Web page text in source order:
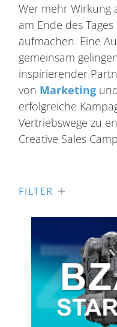
Wer mehr Wirkung
am Ende des
aufmachen. Eine
gemeinsam
inspirierender
von Marketing
erfolgreiche
Vertriebswege zu
Creative Sales
FILTER